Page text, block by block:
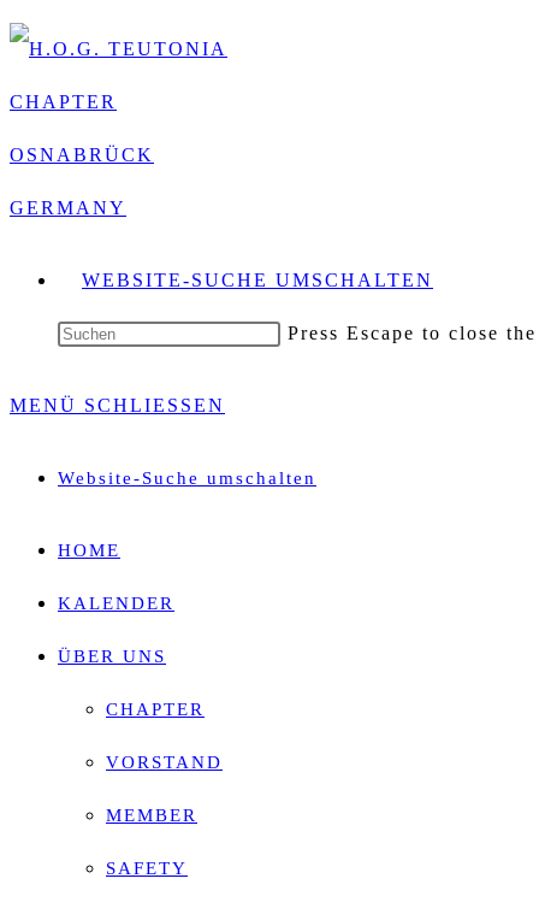
WEBSITE-SUCHE UMSCHALTEN
Press Escape to close
MENÜ SCHLIESSEN
Website-Suche umschalten
HOME
KALENDER
ÜBER UNS
CHAPTER
VORSTAND
MEMBER
SAFETY